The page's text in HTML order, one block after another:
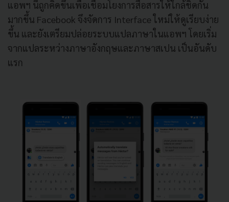
แอพฯ นี้ถูกคิดขึ้นเพื่อเชื่อมโยงการสื่อสารให้ใกล้ชิดกัน
มากขึ้น Facebook จึงจัดการ Interfaceใหม่ให้ดูเรียบง่าย
ขึ้น และยังเตรียมปล่อยระบบแปลภาษาในแอพฯ โดยเริ่ม
จากแปลระหว่างภาษาอังกฤษและภาษาสเปน เป็นอันดับ
แรก